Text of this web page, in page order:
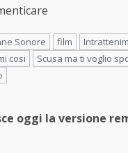
Sonore film
cosi
Scusa ma ti voglio
oggi la versione